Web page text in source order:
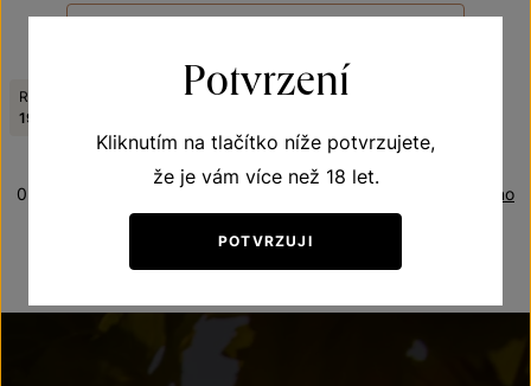
Ročník:
1998
Viniční trať:
Oceněno
0 produktů
Potvrzení
Kliknutím na tlačítko níže potvrzujete,
že je vám více než 18 let.
POTVRZUJI